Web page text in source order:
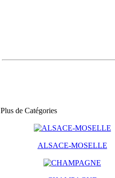
Plus de Catégories
ALSACE-MOSELLE